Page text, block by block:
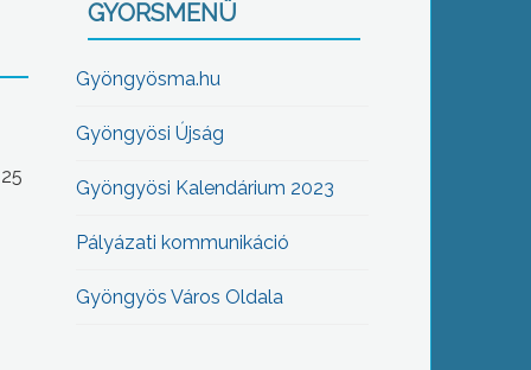
GYORSMENÜ
Gyöngyösma.hu
Gyöngyösi Újság
Gyöngyösi Kalendárium 2023
Pályázati kommunikáció
Gyöngyös Város Oldala